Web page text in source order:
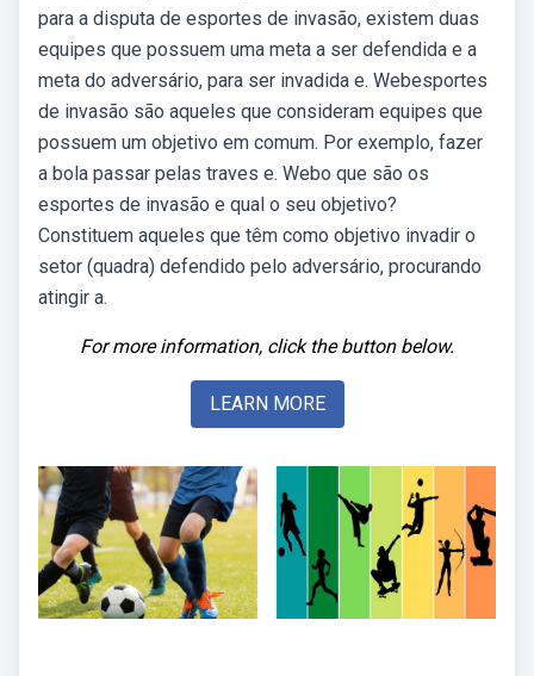
para a disputa de esportes de invasão, existem duas
equipes que possuem uma meta a ser defendida e a
meta do adversário, para ser invadida e. Webesportes
de invasão são aqueles que consideram equipes que
possuem um objetivo em comum. Por exemplo, fazer
a bola passar pelas traves e. Webo que são os
esportes de invasão e qual o seu objetivo?
Constituem aqueles que têm como objetivo invadir o
setor (quadra) defendido pelo adversário, procurando
atingir a.
For more information, click the button below.
LEARN MORE